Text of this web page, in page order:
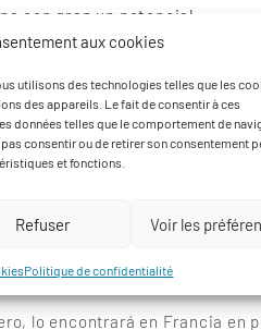
aux cookies
utilisons des technologies telles que les
des appareils. Le fait de consentir à ces
données telles que le comportement de
consentir ou de retirer son consentement
et fonctions.
Refuser Voir les
Politique de confidentialité
con gran un potencial…
en esta nueva variedad,
ya que es la primera
establecido un programa de
de una producción de 130
una cosecha de 900 toneladas
cientos de tubos en la
fácil de llevar, ¡ideal para
de los consumidores son
es buena, atractiva,
lo encontrará en Francia en